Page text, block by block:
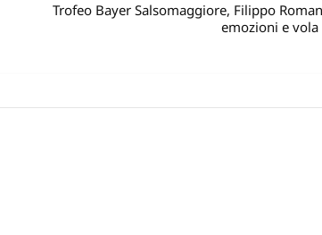
Trofeo Bayer Salsomaggiore, Filippo
emozioni e